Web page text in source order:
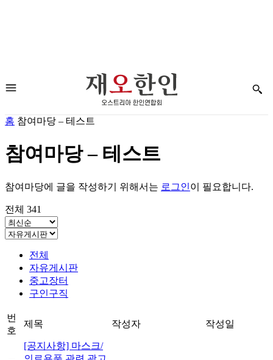
홈 참여마당 – 테스트
참여마당 – 테스트
참여마당에 글을 작성하기 위해서는 로그인이 필요합니다.
전체 341
전체
자유게시판
중고장터
구인구직
번
호
제목 작성자 작성일
[공지사항] 마스크/